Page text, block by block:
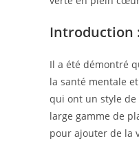
Introduction
Il a été démontré
la santé mentale
qui ont un style de
large gamme de
pour ajouter de la